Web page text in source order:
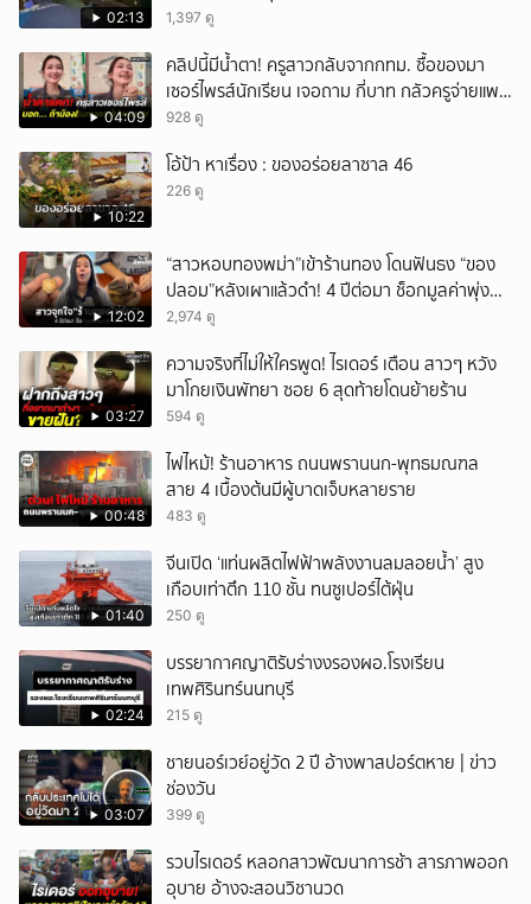
02:13
เทพศิรินทร์นนท์ แบบไม่เลือกหน้า เสียงปืนดังสนั่น
1,397 ดู
04:09
คลิปนี้มีน้ำตา! ครูสาวกลับจากกทม. ซื้อของมา
เซอร์ไพรส์นักเรียน เจอถาม กี่บาท กลัวครูจ่ายแพง
w
928 ดู
10:22
โอ้ป้า หาเรื่อง : ของอร่อยลาซาล 46
226 ดู
12:02
“สาวหอบทองพม่า”เข้าร้านทอง โดนฟันธง “ของ
ปลอม”หลังเผาแล้วดำ! 4 ปีต่อมา ช็อกมูลค่าพุ่ง
มหาศาล!
2,974 ดู
03:27
ความจริงที่ไม่ให้ใครพูด! ไรเดอร์ เตือน สาวๆ หวัง
มาโกยเงินพัทยา ซอย 6 สุดท้ายโดนย้ายร้าน
594 ดู
00:48
ไฟไหม้! ร้านอาหาร ถนนพรานนก-พุทธมณฑล
สาย 4 เบื้องต้นมีผู้บาดเจ็บหลายราย
483 ดู
01:40
จีนเปิด ‘แท่นผลิตไฟฟ้าพลังงานลมลอยน้ำ’ สูง
เกือบเท่าตึก 110 ชั้น ทนซูเปอร์ไต้ฝุ่น
250 ดู
02:24
บรรยากาศญาติรับร่างงรองผอ.โรงเรียน
เทพศิรินทร์นนทบุรี
215 ดู
03:07
ชายนอร์เวย์อยู่วัด 2 ปี อ้างพาสปอร์ตหาย | ข่าว
ช่องวัน
399 ดู
รวบไรเดอร์ หลอกสาวพัฒนาการช้า สารภาพออก
อุบาย อ้างจะสอนวิชานวด